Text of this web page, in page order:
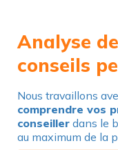
Analyse
conseils
Nous travaillons
comprendre vos
conseiller dans le
au maximum de la